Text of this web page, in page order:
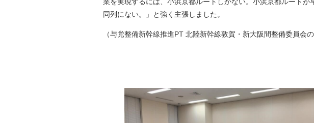
同列にない。」と強く主張しました。
（与党整備新幹線推進PT 北陸新幹線敦賀・新大阪間整備委員会